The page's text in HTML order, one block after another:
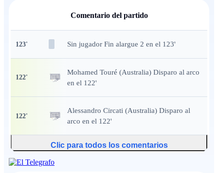
Comentario del partido
123' Sin jugador Fin alargue 2 en el 123'
122'
Mohamed Touré (Australia) Disparo al arco
en el 122'
122'
Alessandro Circati (Australia) Disparo al
arco en el 122'
Clic para todos los comentarios